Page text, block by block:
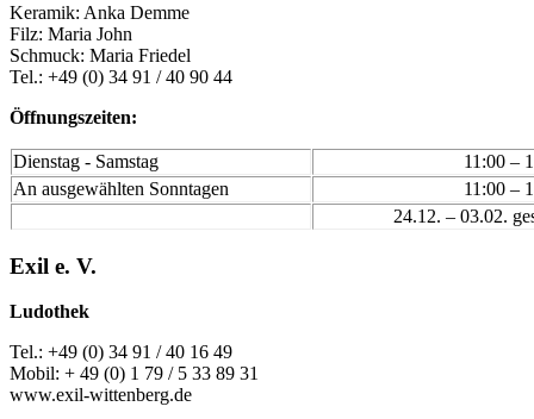
Keramik: Anka Demme
Filz: Maria John
Schmuck: Maria Friedel
Tel.: +49 (0) 34 91 / 40 90 44
Öffnungszeiten:
Dienstag - Samstag
11:00 –
An ausgewählten Sonntagen
11:00 –
24.12. – 03.02.
Exil e. V.
Ludothek
Tel.: +49 (0) 34 91 / 40 16 49
Mobil: + 49 (0) 1 79 / 5 33 89 31
www.exil-wittenberg.de